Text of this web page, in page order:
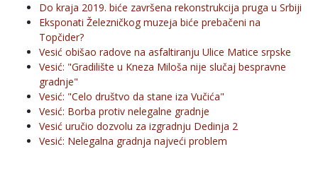
Do kraja 2019. biće završena rekonstrukcija pruga u Srbiji
Eksponati Železničkog muzeja biće prebačeni na
Topčider?
Vesić obišao radove na asfaltiranju Ulice Matice srpske
Vesić: "Gradilište u Kneza Miloša nije slučaj bespravne
gradnje"
Vesić: "Celo društvo da stane iza Vučića"
Vesić: Borba protiv nelegalne gradnje
Vesić uručio dozvolu za izgradnju Dedinja 2
Vesić: Nelegalna gradnja najveći problem